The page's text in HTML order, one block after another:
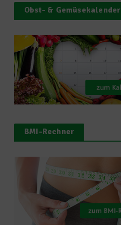
Obst- & Gemüsekalender
BMI-Rechner